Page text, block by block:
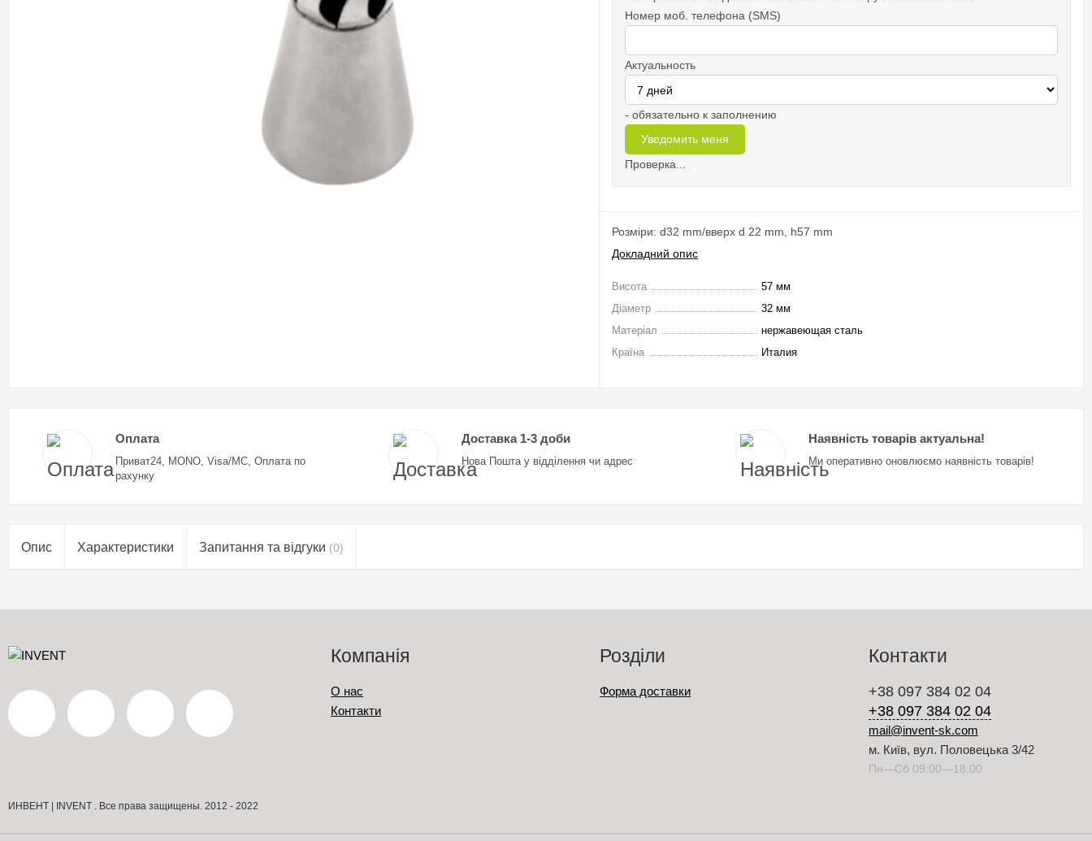
Номер моб. телефона (SMS)
Актуальность
- обязательно к заполнению
Проверка...
Розміри: d32 mm/вверх d 22 mm, h57 mm
Докладний опис
Висота
57 мм
Діаметр
32 мм
Матеріал
нержавеющая сталь
Країна
Италия
Оплата
Приват24, MONO, Visa/MC, Оплата по
рахунку
Доставка 1-3 доби
Нова Пошта у відділення чи адрес
Наявність товарів актуальна!
Ми оперативно оновлюємо наявність товарів!
Опис Характеристики Запитання та відгуки (0)
Компанія
О нас
Контакти
Розділи
Форма доставки
Контакти
+38 097 384 02 04
+38 097 384 02 04
mail@invent-sk.com
м. Київ, вул. Половецька 3/42
Пн—Сб 09:00—18:00
ИНВЕНТ | INVENT . Все права защищены. 2012 - 2022